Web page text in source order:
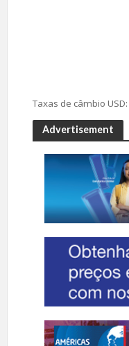
Taxas de câmbio USD
Advertisement